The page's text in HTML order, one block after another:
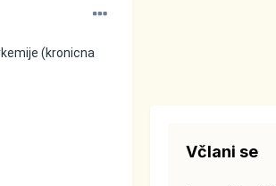
(kronicna
Včlani se